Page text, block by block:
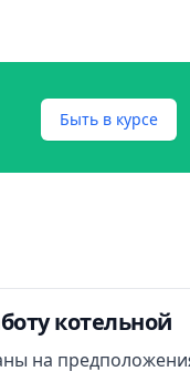
Быть в курсе
котельной
на